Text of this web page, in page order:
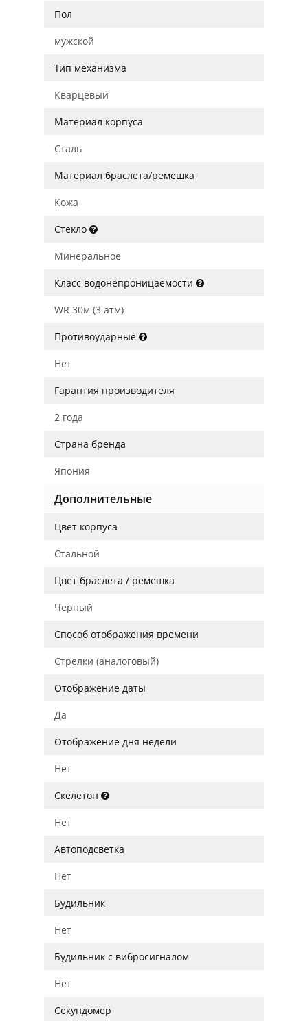
Пол
мужской
Тип механизма
Кварцевый
Материал корпуса
Сталь
Материал браслета/ремешка
Кожа
Стекло
Минеральное
Класс водонепроницаемости
WR 30м (3 атм)
Противоударные
Нет
Гарантия производителя
2 года
Страна бренда
Япония
Дополнительные
Цвет корпуса
Стальной
Цвет браслета / ремешка
Черный
Способ отображения времени
Стрелки (аналоговый)
Отображение даты
Да
Отображение дня недели
Нет
Скелетон
Нет
Автоподсветка
Нет
Будильник
Нет
Будильник с вибросигналом
Нет
Секундомер